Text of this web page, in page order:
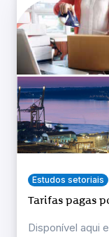
Estudos setoriais
Tarifas pagas
Disponível aqui